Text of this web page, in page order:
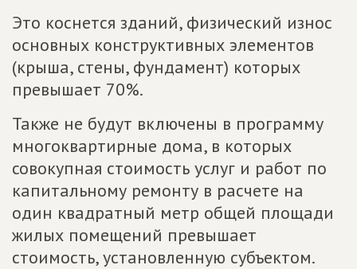
Это коснется зданий, физический износ
основных конструктивных элементов
(крыша, стены, фундамент) которых
превышает 70%.
Также не будут включены в программу
многоквартирные дома, в которых
совокупная стоимость услуг и работ по
капитальному ремонту в расчете на
один квадратный метр общей площади
жилых помещений превышает
стоимость, установленную субъектом.